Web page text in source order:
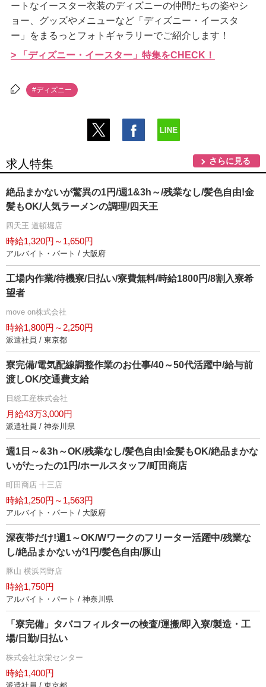
ートなイースター衣装のディズニーの仲間たちの姿やシ
ョー、グッズやメニューなど「ディズニー・イースタ
ー」をまるっとフォトギャラリーでご紹介します！
> 「ディズニー・イースター」特集をCHECK！
#ディズニー
求人特集 さらに見る
絶品まかないが驚異の1円/週1&3h～/残業なし/髪色自由!金
髪もOK/人気ラーメンの調理/四天王
四天王 道頓堀店
時給1,320円～1,650円
アルバイト・パート / 大阪府
工場内作業/待機寮/日払い/寮費無料/時給1800円/8割入寮希
望者
move on株式会社
時給1,800円～2,250円
派遣社員 / 東京都
寮完備/電気配線調整作業のお仕事/40～50代活躍中/給与前
渡しOK/交通費支給
日総工産株式会社
月給43万3,000円
派遣社員 / 神奈川県
週1日～&3h～OK/残業なし/髪色自由!金髪もOK/絶品まかな
いがたったの1円/ホールスタッフ/町田商店
町田商店 十三店
時給1,250円～1,563円
アルバイト・パート / 大阪府
深夜帯だけ!週1～OK/Wワークのフリーター活躍中/残業な
し/絶品まかないが1円/髪色自由/豚山
豚山 横浜岡野店
時給1,750円
アルバイト・パート / 神奈川県
「寮完備」タバコフィルターの検査/運搬/即入寮/製造・工
場/日勤/日払い
株式会社京栄センター
時給1,400円